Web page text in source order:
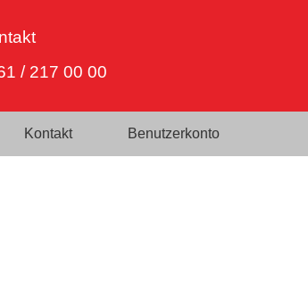
/ 217 00 00
Kontakt Benutzerkonto